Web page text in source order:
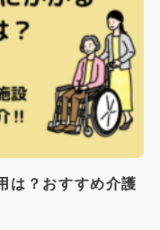
は？おすすめ介護